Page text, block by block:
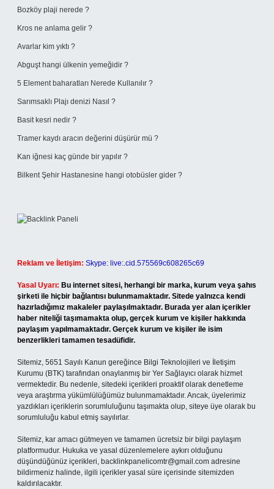
Bozköy plaji nerede ?
Kros ne anlama gelir ?
Avarlar kim yıktı ?
Abguşt hangi ülkenin yemeğidir ?
5 Element baharatları Nerede Kullanılır ?
Sarımsaklı Plajı denizi Nasıl ?
Basit kesri nedir ?
Tramer kaydı aracın değerini düşürür mü ?
Kan iğnesi kaç günde bir yapılır ?
Bilkent Şehir Hastanesine hangi otobüsler gider ?
Reklam ve İletişim: Skype: live:.cid.575569c608265c69
Yasal Uyarı: Bu internet sitesi, herhangi bir marka, kurum veya şahıs
şirketi ile hiçbir bağlantısı bulunmamaktadır. Sitede yalnızca kendi
hazırladığımız makaleler paylaşılmaktadır. Burada yer alan içerikler
haber niteliği taşımamakta olup, gerçek kurum ve kişiler hakkında
paylaşım yapılmamaktadır. Gerçek kurum ve kişiler ile isim
benzerlikleri tamamen tesadüfidir.
Sitemiz, 5651 Sayılı Kanun gereğince Bilgi Teknolojileri ve İletişim
Kurumu (BTK) tarafından onaylanmış bir Yer Sağlayıcı olarak hizmet
vermektedir. Bu nedenle, sitedeki içerikleri proaktif olarak denetleme
veya araştırma yükümlülüğümüz bulunmamaktadır. Ancak, üyelerimiz
yazdıkları içeriklerin sorumluluğunu taşımakta olup, siteye üye olarak bu
sorumluluğu kabul etmiş sayılırlar.
Sitemiz, kar amacı gütmeyen ve tamamen ücretsiz bir bilgi paylaşım
platformudur. Hukuka ve yasal düzenlemelere aykırı olduğunu
düşündüğünüz içerikleri, backlinkpanelicomtr@gmail.com adresine
bildirmeniz halinde, ilgili içerikler yasal süre içerisinde sitemizden
kaldırılacaktır.